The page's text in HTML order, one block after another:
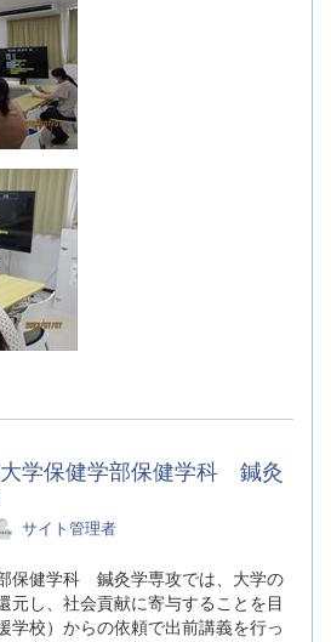
学保健学部保健学科 鍼灸
サイト管理者
保健学科 鍼灸学専攻では、大学の
元し、社会貢献に寄与することを目
学校）からの依頼で出前講義を行っ